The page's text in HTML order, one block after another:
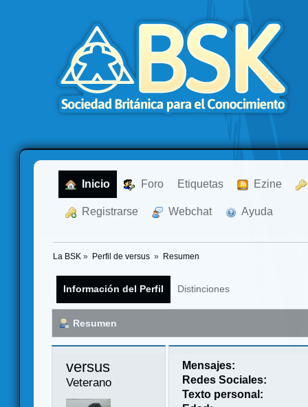
Inicio Foro Etiquetas Ezine
Registrarse Webchat Ayuda
La BSK » Perfil de versus » Resumen
Información del Perfil Distinciones
Resumen
versus
Veterano
Mensajes:
Redes Sociales:
Texto personal: